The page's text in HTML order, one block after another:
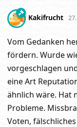
Kakifrucht
Vom Gedanken
fördern. Wurde
vorgeschlagen
eine Art
ähnlich wäre. Hat
Probleme.
Voten,